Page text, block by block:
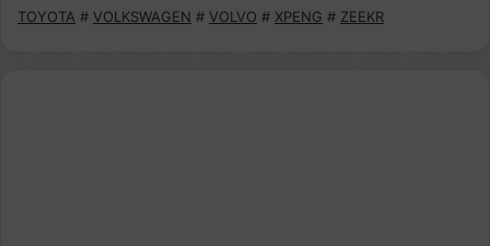
TOYOTA # VOLKSWAGEN # VOLVO # XPENG # ZEEKR